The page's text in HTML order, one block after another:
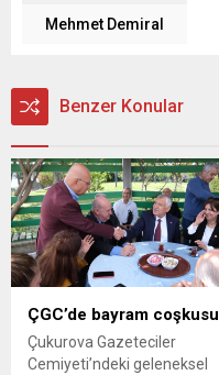
Mehmet Demiral
Benzer Konular
ÇGC’de bayram coşkusu
Çukurova Gazeteciler
Cemiyeti’ndeki geleneksel